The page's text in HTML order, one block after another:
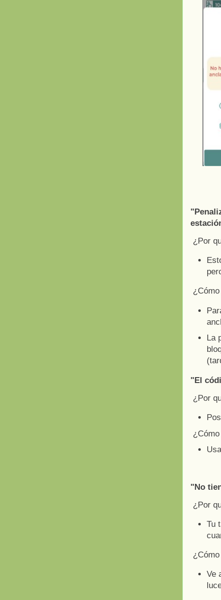
¿Por
La
"El
¿Por
"No
¿Por
Tu
Ve